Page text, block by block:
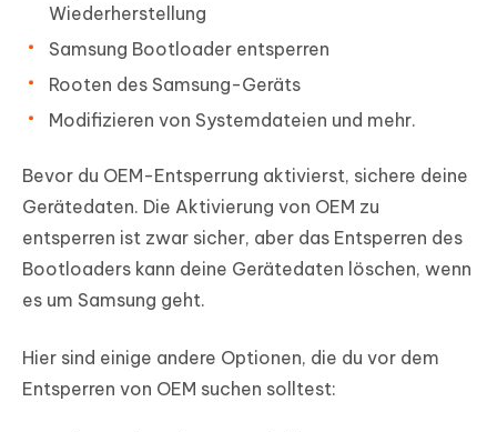
Wiederherstellung
Samsung Bootloader entsperren
Rooten des Samsung-Geräts
Modifizieren von Systemdateien und mehr.
Bevor du OEM-Entsperrung aktivierst, sichere deine
Gerätedaten. Die Aktivierung von OEM zu
entsperren ist zwar sicher, aber das Entsperren des
Bootloaders kann deine Gerätedaten löschen, wenn
es um Samsung geht.
Hier sind einige andere Optionen, die du vor dem
Entsperren von OEM suchen solltest: